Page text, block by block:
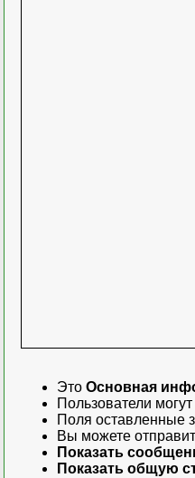
Это Основная
Пользователи
Поля оставленные
Вы можете
Показать
Показать общую